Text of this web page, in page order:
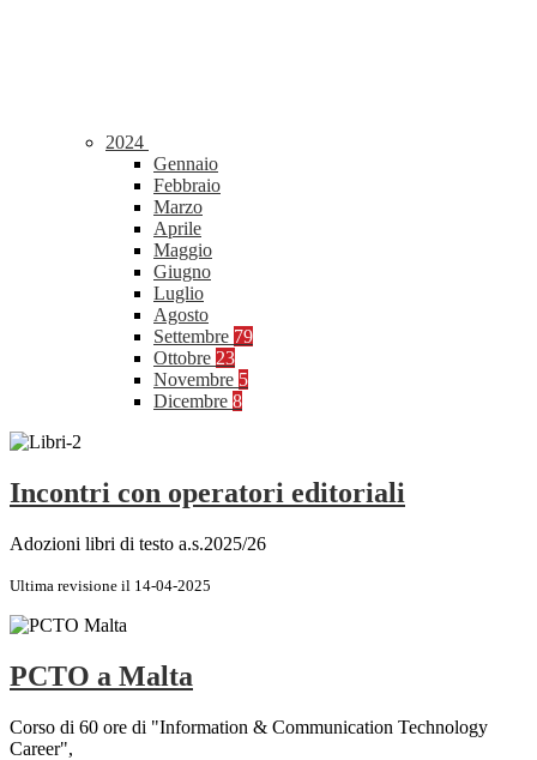
2024
Gennaio
Febbraio
Marzo
Aprile
Maggio
Giugno
Luglio
Agosto
Settembre 79
Ottobre 23
Novembre 5
Dicembre 8
Incontri con operatori editoriali
Adozioni libri di testo a.s.2025/26
Ultima revisione il 14-04-2025
PCTO a Malta
Corso di 60 ore di "Information & Communication Technology
Career",